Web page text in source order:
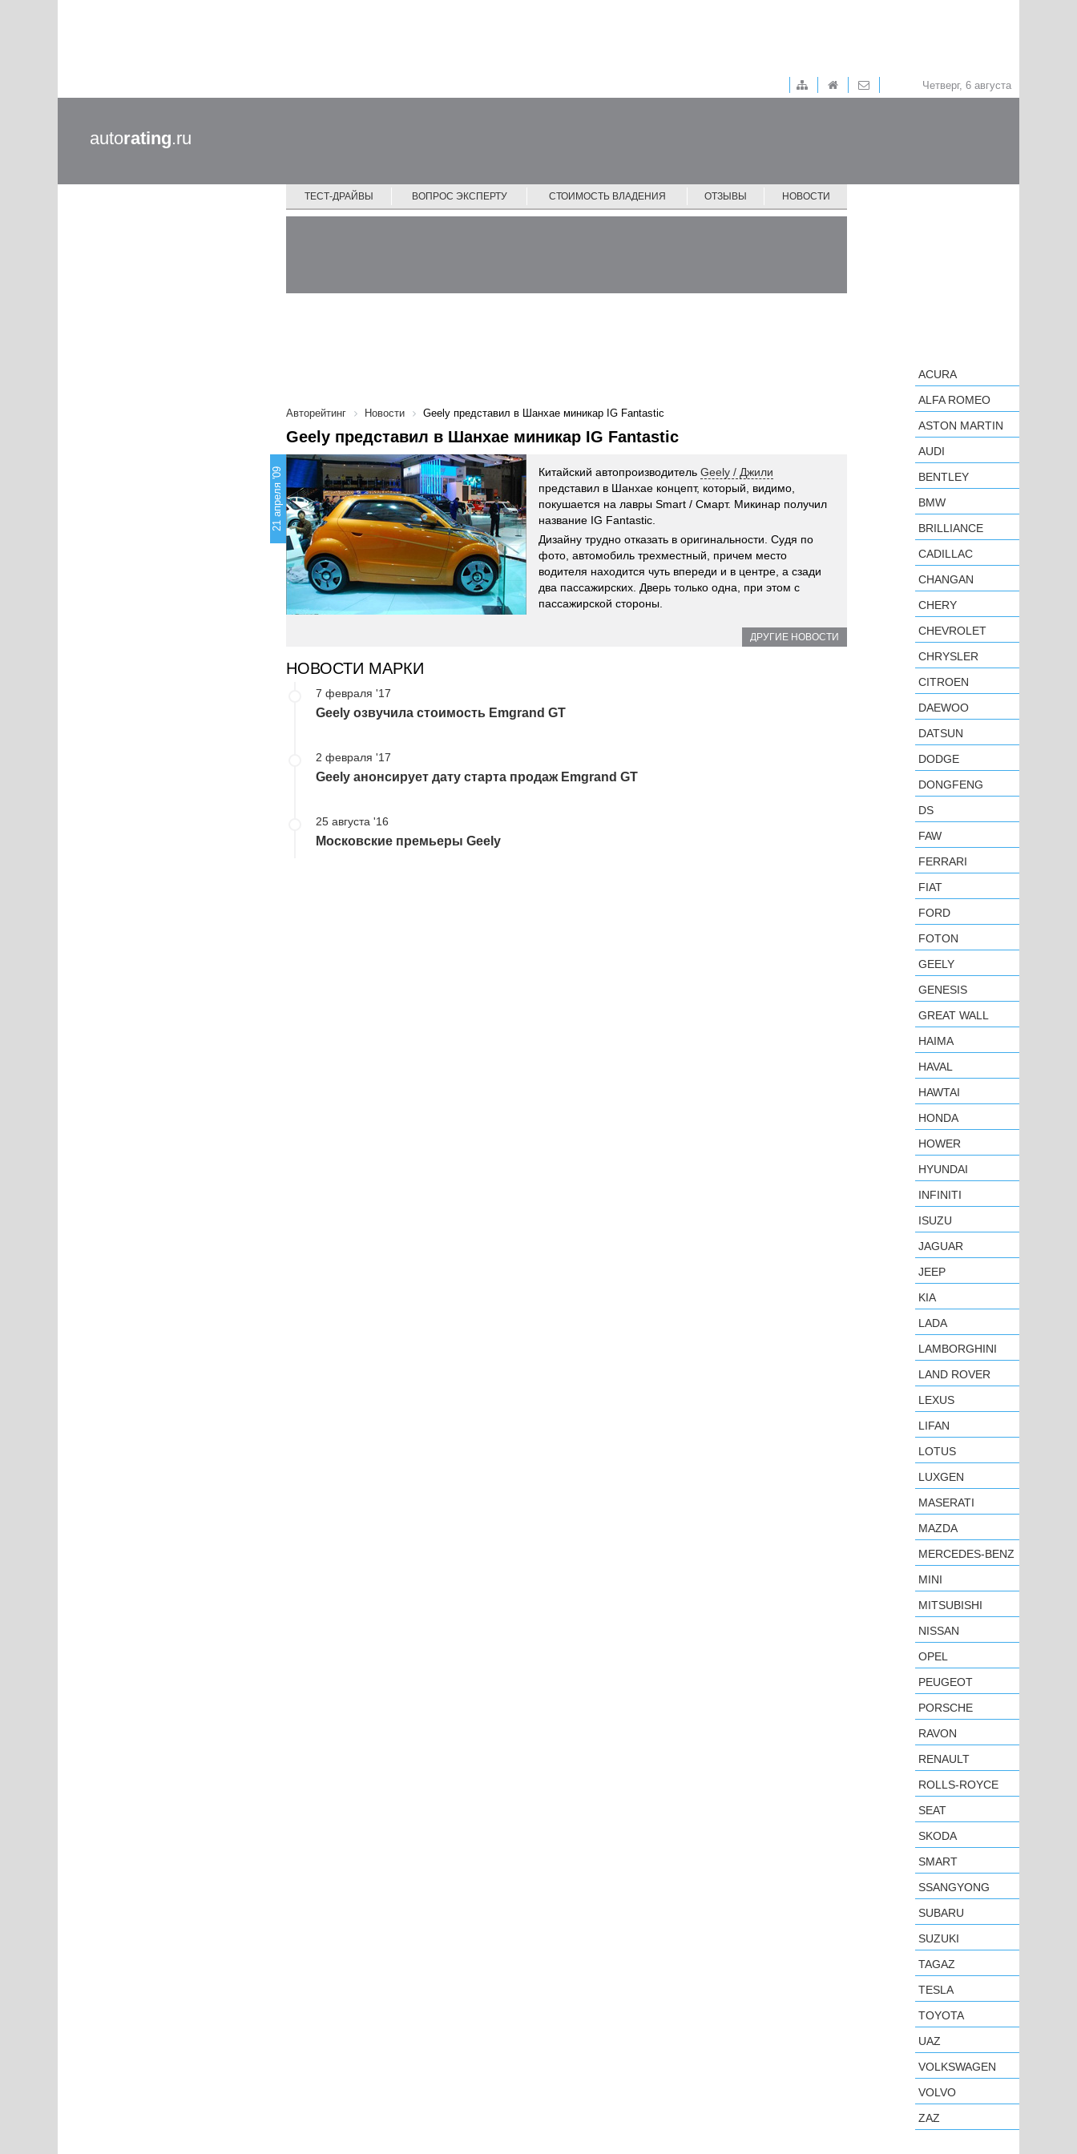
Четверг, 6 августа
autorating.ru
ТЕСТ-ДРАЙВЫ ВОПРОС ЭКСПЕРТУ СТОИМОСТЬ ВЛАДЕНИЯ ОТЗЫВЫ НОВОСТИ
Авторейтинг Новости Geely представил в Шанхае миникар IG Fantastic
Geely представил в Шанхае миникар IG Fantastic
21 апреля '09 Китайский автопроизводитель Geely / Джили
представил в Шанхае концепт, который, видимо,
покушается на лавры Smart / Смарт. Микинар получил
название IG Fantastic.
Дизайну трудно отказать в оригинальности. Судя по
фото, автомобиль трехместный, причем место
водителя находится чуть впереди и в центре, а сзади
два пассажирских. Дверь только одна, при этом с
пассажирской стороны.
ДРУГИЕ НОВОСТИ
НОВОСТИ МАРКИ
7 февраля '17
Geely озвучила стоимость Emgrand GT
2 февраля '17
Geely анонсирует дату старта продаж Emgrand GT
25 августа '16
Московские премьеры Geely
ACURA
ALFA ROMEO
ASTON MARTIN
AUDI
BENTLEY
BMW
BRILLIANCE
CADILLAC
CHANGAN
CHERY
CHEVROLET
CHRYSLER
CITROEN
DAEWOO
DATSUN
DODGE
DONGFENG
DS
FAW
FERRARI
FIAT
FORD
FOTON
GEELY
GENESIS
GREAT WALL
HAIMA
HAVAL
HAWTAI
HONDA
HOWER
HYUNDAI
INFINITI
ISUZU
JAGUAR
JEEP
KIA
LADA
LAMBORGHINI
LAND ROVER
LEXUS
LIFAN
LOTUS
LUXGEN
MASERATI
MAZDA
MERCEDES-BENZ
MINI
MITSUBISHI
NISSAN
OPEL
PEUGEOT
PORSCHE
RAVON
RENAULT
ROLLS-ROYCE
SEAT
SKODA
SMART
SSANGYONG
SUBARU
SUZUKI
TAGAZ
TESLA
TOYOTA
UAZ
VOLKSWAGEN
VOLVO
ZAZ